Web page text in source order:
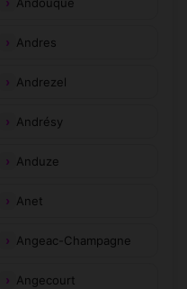
Andres
Andrezel
Andrésy
Anduze
Anet
Angeac-Champagne
Angecourt